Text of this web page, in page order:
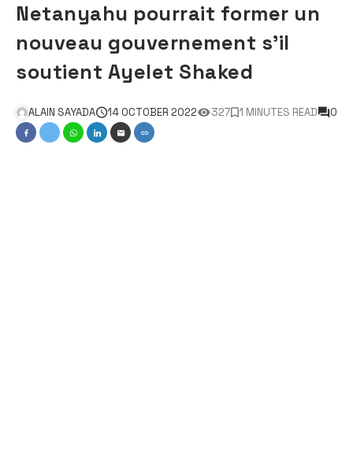
Netanyahu pourrait former un
nouveau gouvernement s’il
soutient Ayelet Shaked
ALAIN SAYADA 14 OCTOBER 2022 327 1 MINUTES READ 0